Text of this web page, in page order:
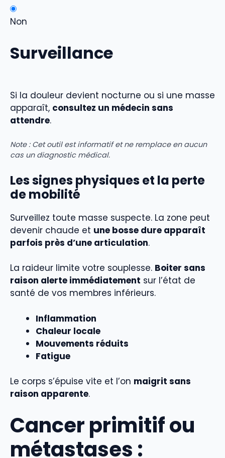
Non
Surveillance
Si la douleur devient nocturne ou si une masse
apparaît, consultez un médecin sans
attendre.
Note : Cet outil est informatif et ne remplace en aucun
cas un diagnostic médical.
Les signes physiques et la perte
de mobilité
Surveillez toute masse suspecte. La zone peut
devenir chaude et une bosse dure apparaît
parfois près d’une articulation.
La raideur limite votre souplesse. Boiter sans
raison alerte immédiatement sur l’état de
santé de vos membres inférieurs.
Inflammation
Chaleur locale
Mouvements réduits
Fatigue
Le corps s’épuise vite et l’on maigrit sans
raison apparente.
Cancer primitif ou
métastases :